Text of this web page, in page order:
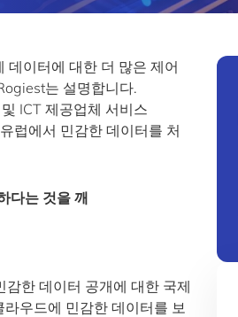
데이터에 대한 더 많은 제어
는 설명합니다.
ICT 제공업체 서비스
럽에서 민감한 데이터를 처
다는 것을 깨
한 데이터 공개에 대한 국제
우드에 민감한 데이터를 보